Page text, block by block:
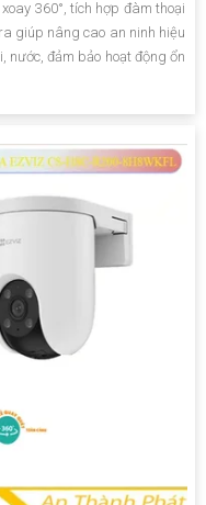
360°, tích hợp đàm thoại
giúp nâng cao an ninh hiệu
nước, đảm bảo hoạt động ổn